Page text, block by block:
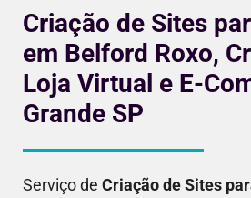
Criação de Sites
em Belford Roxo,
Loja Virtual e E-
Grande SP
Serviço de Criação de Sites